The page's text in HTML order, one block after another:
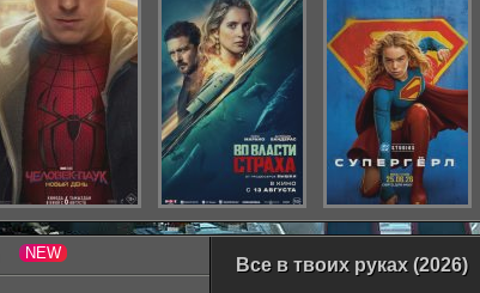
Все в твоих руках (2026)